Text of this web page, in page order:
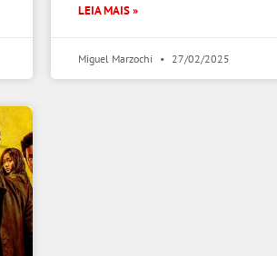
LEIA MAIS »
Miguel Marzochi 27/02/2025